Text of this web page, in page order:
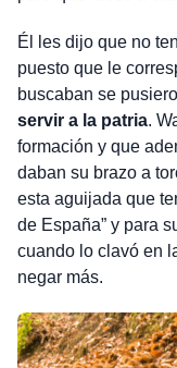
Él les dijo que no
puesto que le
buscaban se
servir a la patria.
formación y que
daban su brazo a
esta aguijada que
de España” y para
cuando lo clavó en
negar más.